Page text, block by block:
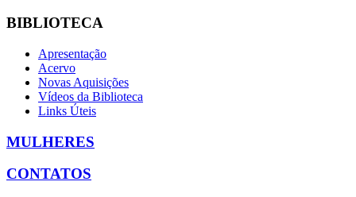
BIBLIOTECA
Apresentação
Acervo
Novas Aquisições
Vídeos da Biblioteca
Links Úteis
MULHERES
CONTATOS